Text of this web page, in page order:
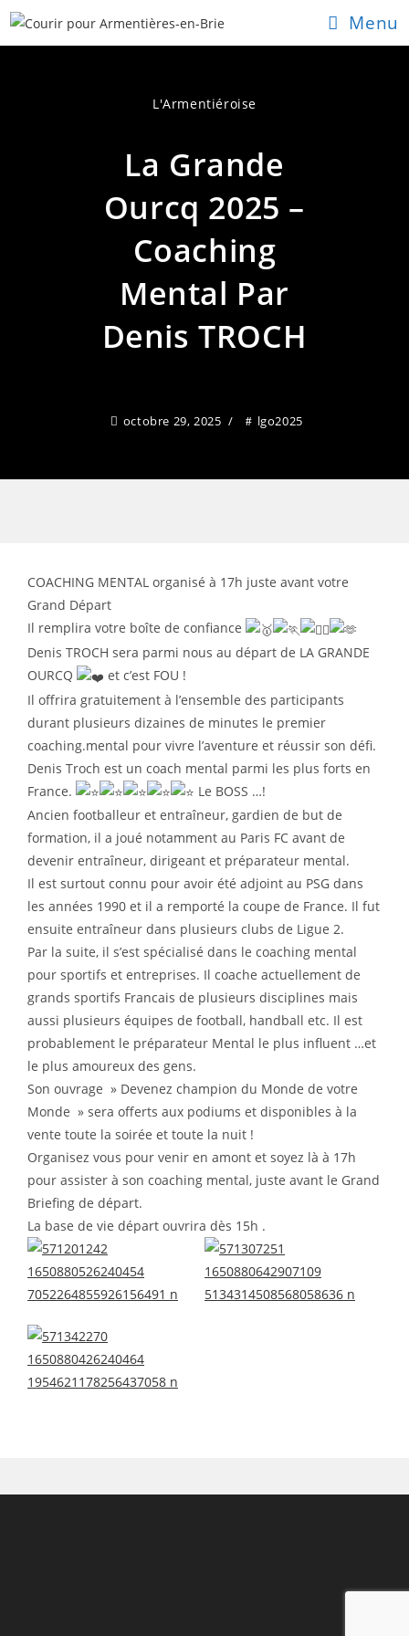
Skip
Menu
L'Armentiéroise
La Grande
Ourcq 2025 –
Coaching
Mental Par
Denis TROCH
octobre 29, 2025 lgo2025
COACHING MENTAL organisé à 17h juste avant votre
Grand Départ
Il remplira votre boîte de confiance
Denis TROCH sera parmi nous au départ de LA GRANDE
OURCQ
et c’est FOU !
Il offrira gratuitement à l’ensemble des participants
durant plusieurs dizaines de minutes le premier
coaching.mental pour vivre l’aventure et réussir son défi.
Denis Troch est un coach mental parmi les plus forts en
France.
Le BOSS …!
Ancien footballeur et entraîneur, gardien de but de
formation, il a joué notamment au Paris FC avant de
devenir entraîneur, dirigeant et préparateur mental.
Il est surtout connu pour avoir été adjoint au PSG dans
les années 1990 et il a remporté la coupe de France. Il fut
ensuite entraîneur dans plusieurs clubs de Ligue 2.
Par la suite, il s’est spécialisé dans le coaching mental
pour sportifs et entreprises. Il coache actuellement de
grands sportifs Francais de plusieurs disciplines mais
aussi plusieurs équipes de football, handball etc. Il est
probablement le préparateur Mental le plus influent …et
le plus amoureux des gens.
Son ouvrage » Devenez champion du Monde de votre
Monde » sera offerts aux podiums et disponibles à la
vente toute la soirée et toute la nuit !
Organisez vous pour venir en amont et soyez là à 17h
pour assister à son coaching mental, juste avant le Grand
Briefing de départ.
La base de vie départ ouvrira dès 15h .